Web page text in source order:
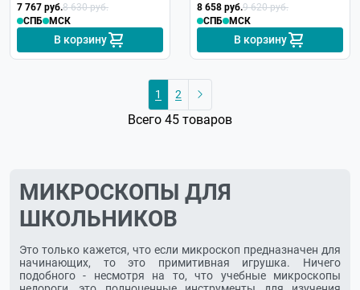
текстильном кейсе
7 767 руб.8 630 руб.
СПБ
МСК
В корзину
8 658 руб.9 620 руб.
СПБ
МСК
В корзину
1 2
Всего 45 товаров
МИКРОСКОПЫ ДЛЯ
ШКОЛЬНИКОВ
Это только кажется, что если микроскоп предназначен для
начинающих, то это примитивная игрушка. Ничего
подобного - несмотря на то, что учебные микроскопы